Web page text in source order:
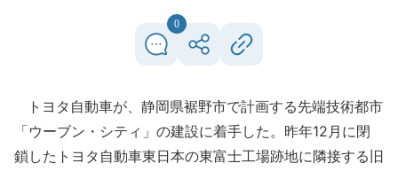
0
トヨタ自動車が、静岡県裾野市で計画する先端技術都市
「ウーブン・シティ」の建設に着手した。昨年12月に閉
鎖したトヨタ自動車東日本の東富士工場跡地に隣接する旧